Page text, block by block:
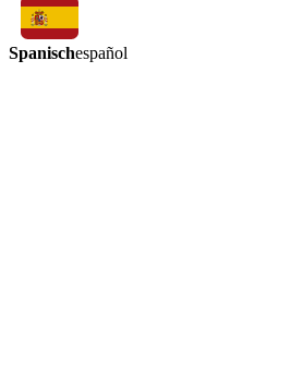
Spanischespañol